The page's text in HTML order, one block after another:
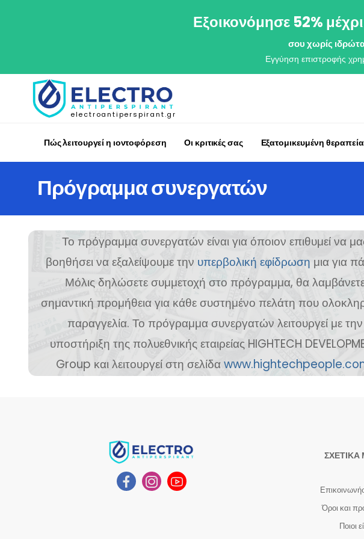
Εξοικονόμησε 52%
σου χωρίς
Εγγύηση επιστροφής
electroantiperspirant.gr
Πώς λειτουργεί η ιοντοφόρεση Οι κριτικές σας Εξατομικευμένη θεραπεία
Πρόγραμμα συνεργατών
Το πρόγραμμα συνεργατών είναι για όποιον επιθυμεί να
βοηθήσει να εξαλείψουμε την υπερβολική εφίδρωση μια για
Μόλις δηλώσετε συμμετοχή στο πρόγραμμα, θα
σημαντική προμήθεια για κάθε συστημένο πελάτη που
παραγγελία. Το πρόγραμμα συνεργατών λειτουργεί με την
υποστήριξη της πολυεθνικής εταιρείας HIGHTECH
Group και λειτουργεί στη σελίδα
Όροι και
Ποιοι